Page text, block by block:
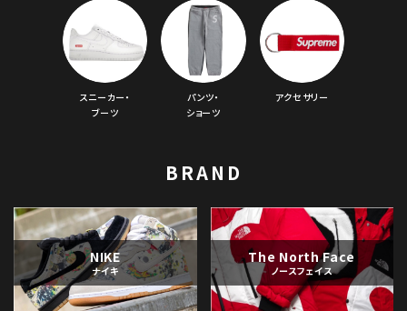
スニーカー・
ブーツ
パンツ・
ショーツ
アクセサリー
BRAND
NIKE
ナイキ
The North Face
ノースフェイス